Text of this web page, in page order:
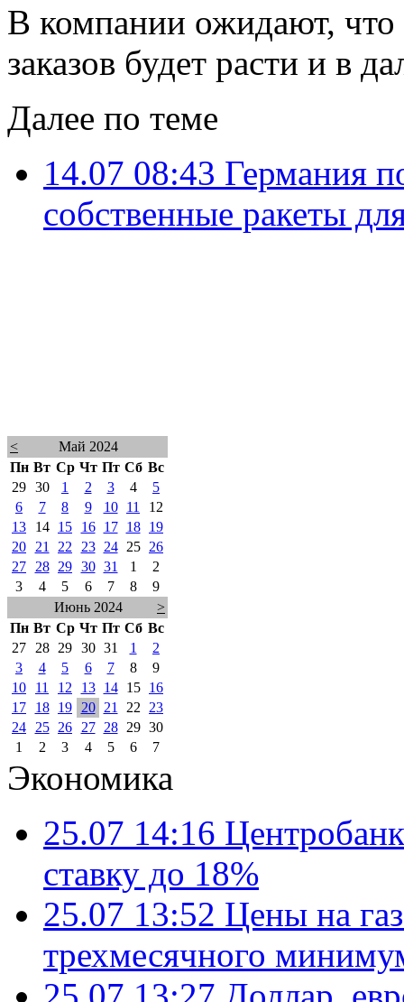
В компании ожидают,
заказов будет расти и в
Далее по теме
14.07 08:43 Германия
собственные ракеты
<
Май 2024
Пн Вт Ср Чт Пт Сб Вс
29 30 1 2 3 4
5
6
7 8 9 10 11
12
13
14 15 16 17 18
19
20
21 22 23 24 25
26
27
28 29 30 31 1
2
3
4 5 6 7 8
9
Июнь 2024
>
Пн Вт Ср Чт Пт Сб Вс
27
28 29 30 31 1
2
3
4 5 6 7 8
9
10
11 12 13 14 15
16
17
18 19 20 21 22
23
24
25 26 27 28 29 30
1
2 3 4 5 6 7
Экономика
25.07 14:16
ставку до 18%
25.07 13:52 Цены на
трехмесячного